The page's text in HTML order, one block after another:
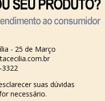
- 25 de Março
3322
suas dúvidas
necessário.